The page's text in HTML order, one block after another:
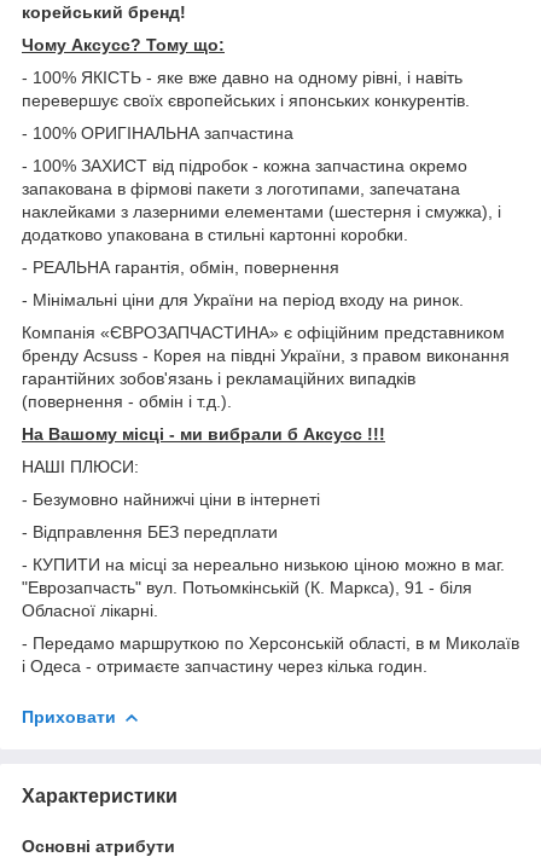
корейський бренд!
Чому Aксусс? Тому що:
- 100% ЯКІСТЬ - яке вже давно на одному рівні, і навіть
перевершує своїх європейських і японських конкурентів.
- 100% ОРИГІНАЛЬНА запчастина
- 100% ЗАХИСТ від підробок - кожна запчастина окремо
запакована в фірмові пакети з логотипами, запечатана
наклейками з лазерними елементами (шестерня і смужка), і
додатково упакована в стильні картонні коробки.
- РЕАЛЬНА гарантія, обмін, повернення
- Мінімальні ціни для України на період входу на ринок.
Компанія «ЄВРОЗАПЧАСТИНА» є офіційним представником
бренду Acsuss - Корея на півдні України, з правом виконання
гарантійних зобов'язань і рекламаційних випадків
(повернення - обмін і т.д.).
На Вашому місці - ми вибрали б Aксусс !!!
НАШІ ПЛЮСИ:
- Безумовно найнижчі ціни в інтернеті
- Відправлення БЕЗ передплати
- КУПИТИ на місці за нереально низькою ціною можно в маг.
"Еврозапчасть" вул. Потьомкінській (К. Маркса), 91 - біля
Обласної лікарні.
- Передамо маршруткою по Херсонській області, в м Миколаїв
і Одеса - отримаєте запчастину через кілька годин.
Приховати
Характеристики
Основні атрибути